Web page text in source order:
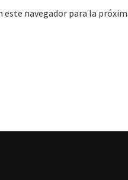
navegador para la